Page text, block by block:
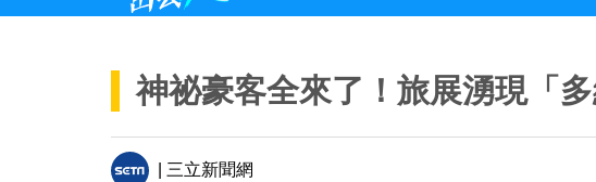
神祕豪客全來了！旅展湧現「
| 三立新聞網